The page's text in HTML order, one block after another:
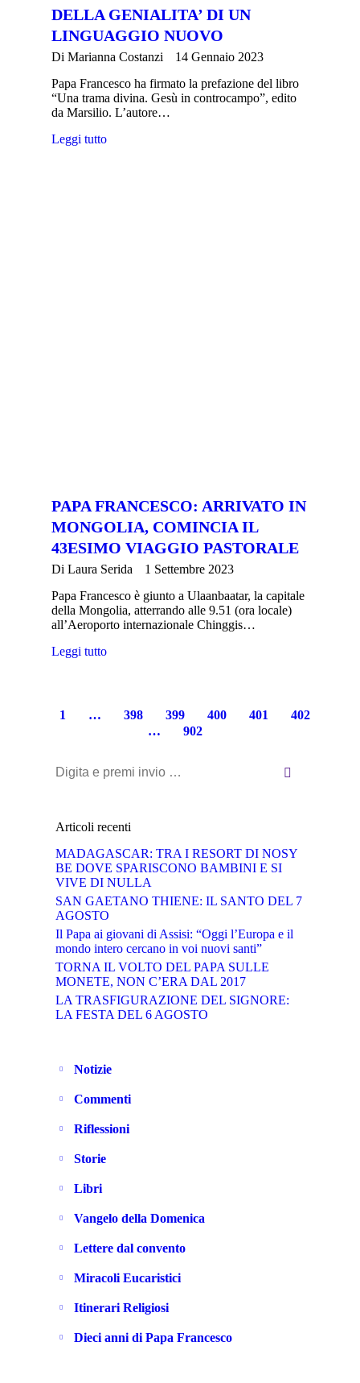
DELLA GENIALITA’ DI UN
LINGUAGGIO NUOVO
Di Marianna Costanzi
14 Gennaio 2023
Papa Francesco ha firmato la prefazione del libro
“Una trama divina. Gesù in controcampo”, edito
da Marsilio. L’autore…
Leggi tutto
PAPA FRANCESCO: ARRIVATO IN
MONGOLIA, COMINCIA IL
43ESIMO VIAGGIO PASTORALE
Di Laura Serida
1 Settembre 2023
Papa Francesco è giunto a Ulaanbaatar, la capitale
della Mongolia, atterrando alle 9.51 (ora locale)
all’Aeroporto internazionale Chinggis…
Leggi tutto
1 … 398 399 400 401
402
…
902
Cerca:
Articoli recenti
MADAGASCAR: TRA I RESORT DI NOSY
BE DOVE SPARISCONO BAMBINI E SI
VIVE DI NULLA
SAN GAETANO THIENE: IL SANTO DEL 7
AGOSTO
Il Papa ai giovani di Assisi: “Oggi l’Europa e il
mondo intero cercano in voi nuovi santi”
TORNA IL VOLTO DEL PAPA SULLE
MONETE, NON C’ERA DAL 2017
LA TRASFIGURAZIONE DEL SIGNORE:
LA FESTA DEL 6 AGOSTO
Notizie
Commenti
Riflessioni
Storie
Libri
Vangelo della Domenica
Lettere dal convento
Miracoli Eucaristici
Itinerari Religiosi
Dieci anni di Papa Francesco